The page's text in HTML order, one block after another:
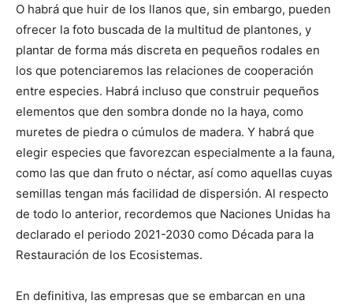
O habrá que huir de los llanos que, sin embargo, pueden
ofrecer la foto buscada de la multitud de plantones, y
plantar de forma más discreta en pequeños rodales en
los que potenciaremos las relaciones de cooperación
entre especies. Habrá incluso que construir pequeños
elementos que den sombra donde no la haya, como
muretes de piedra o cúmulos de madera. Y habrá que
elegir especies que favorezcan especialmente a la fauna,
como las que dan fruto o néctar, así como aquellas cuyas
semillas tengan más facilidad de dispersión. Al respecto
de todo lo anterior, recordemos que Naciones Unidas ha
declarado el periodo 2021-2030 como Década para la
Restauración de los Ecosistemas.
En definitiva, las empresas que se embarcan en una